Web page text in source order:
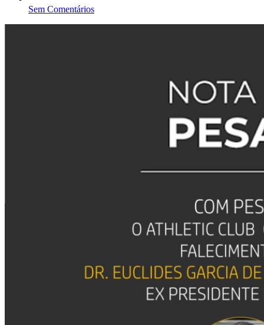
Sem Comentários